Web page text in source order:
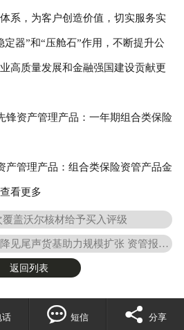
系，为客户创造价值，切实服务实
器”和“压舱石”作用，不断提升公
高质量发展和金融强国建设贡献更
资产管理产品：一年期组合类保险
管理产品：组合类保险资管产品金
看更多
覆盖沃尔核材给予买入评级
下一篇: 券商私募资管压降见尾声货基助力规模扩张 资管报告节选
返回列表
话  短信  分享